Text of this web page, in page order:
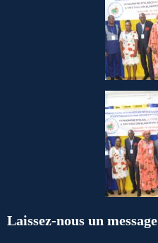
Laissez-nous un message